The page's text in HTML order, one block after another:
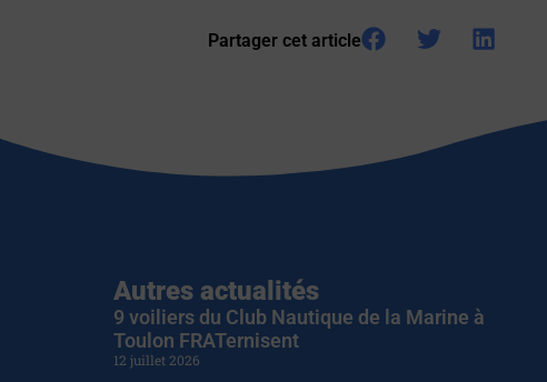
Partager cet article
Autres actualités
9 voiliers du Club Nautique de la Marine à
Toulon FRATernisent
12 juillet 2026